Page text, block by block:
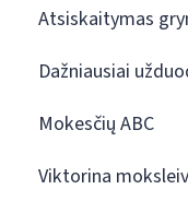
Atsiskaitymas
Dažniausiai
Mokesčių ABC
Viktorina